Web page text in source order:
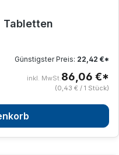
Tabletten
Günstigster Preis: 22,42 €*
inkl. MwSt.86,06 €*
(0,43 € / 1 Stück)